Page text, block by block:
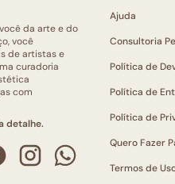
da arte e do
você
de artistas e
curadoria
com
detalhe.
Ajuda
Consultoria
Política de
Política de
Política de
Quero Fazer
Termos de